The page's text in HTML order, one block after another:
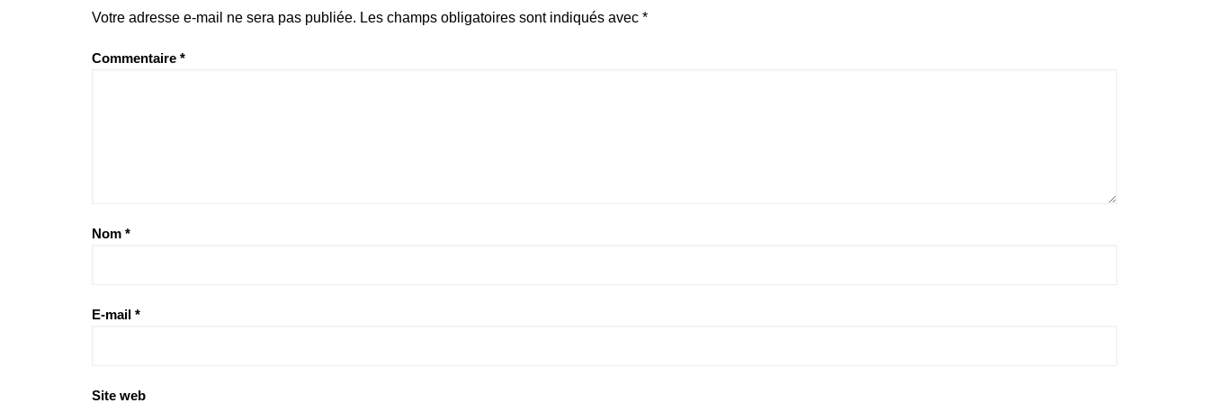
Votre adresse e-mail ne sera pas publiée. Les champs obligatoires sont indiqués avec *
Commentaire *
Nom *
E-mail *
Site web